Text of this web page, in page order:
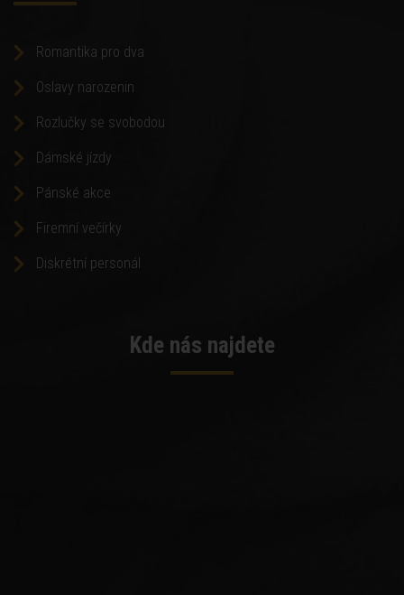
Romantika pro dva
Oslavy narozenin
Rozlučky se svobodou
Dámské jízdy
Pánské akce
Firemní večírky
Diskrétní personál
Kde nás najdete